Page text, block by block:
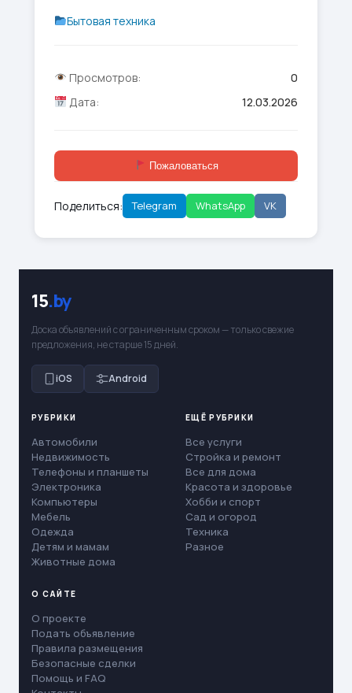
Бытовая техника
Просмотров:
0
Дата:
12.03.2026
Пожаловаться
Поделиться: Telegram WhatsApp VK
15.by
Доска объявлений с ограниченным сроком — только свежие
предложения, не старше 15 дней.
iOS Android
РУБРИКИ
Автомобили
Недвижимость
Телефоны и планшеты
Электроника
Компьютеры
Мебель
Одежда
Детям и мамам
Животные дома
ЕЩЁ РУБРИКИ
Все услуги
Стройка и ремонт
Все для дома
Красота и здоровье
Хобби и спорт
Сад и огород
Техника
Разное
О САЙТЕ
О проекте
Подать объявление
Правила размещения
Безопасные сделки
Помощь и FAQ